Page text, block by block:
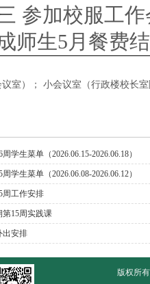
参加校服工作
师生5 月餐费
室）； 小会议室（行政楼校长
学生菜单（2026.06.15-2026.06.18）
学生菜单（2026.06.08-2026.06.12）
周工作安排
第15周实践课
出安排
版权所